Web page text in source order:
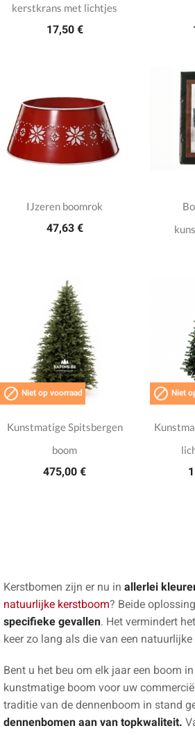
kerstkrans met lichtjes
17,50 €
IJzeren boomrok
47,63 €
 Niet op voorraad
Kunstmatige Spitsbergen
boom
475,00 €
 Niet
Kerstbomen zijn er nu in allerlei
natuurlijke kerstboom? Beide
specifieke gevallen. Het vermindert
keer zo lang als die van een natuurlijke
Bent u het beu om elk jaar een boom
kunstmatige boom voor uw
traditie van de dennenboom in stand
dennenbomen aan van topkwaliteit.